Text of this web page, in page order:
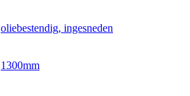
oliebestendig, ingesneden
1300mm